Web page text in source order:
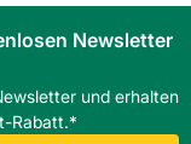
Newsletter
und erhalten
Rabatt.*